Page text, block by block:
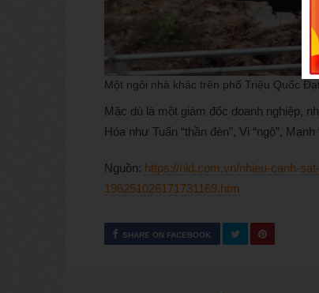
Một ngôi nhà khác trên phố Triệu Quốc
Mặc dù là một giám đốc doanh nghiệp,
Hóa như Tuấn “thần đèn”, Vi “ngộ”,
Nguồn: https://nld.com.vn/nhieu-canh-
196251026171731169.htm
SHARE ON FACEBOOK